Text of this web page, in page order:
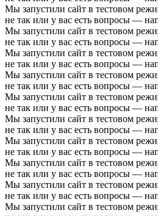
Мы запустили сайт в тестовом
не так или у вас есть вопросы —
Мы запустили сайт в тестовом
не так или у вас есть вопросы —
Мы запустили сайт в тестовом
не так или у вас есть вопросы —
Мы запустили сайт в тестовом
не так или у вас есть вопросы —
Мы запустили сайт в тестовом
не так или у вас есть вопросы —
Мы запустили сайт в тестовом
не так или у вас есть вопросы —
Мы запустили сайт в тестовом
не так или у вас есть вопросы —
Мы запустили сайт в тестовом
не так или у вас есть вопросы —
Мы запустили сайт в тестовом
не так или у вас есть вопросы —
Мы запустили сайт в тестовом